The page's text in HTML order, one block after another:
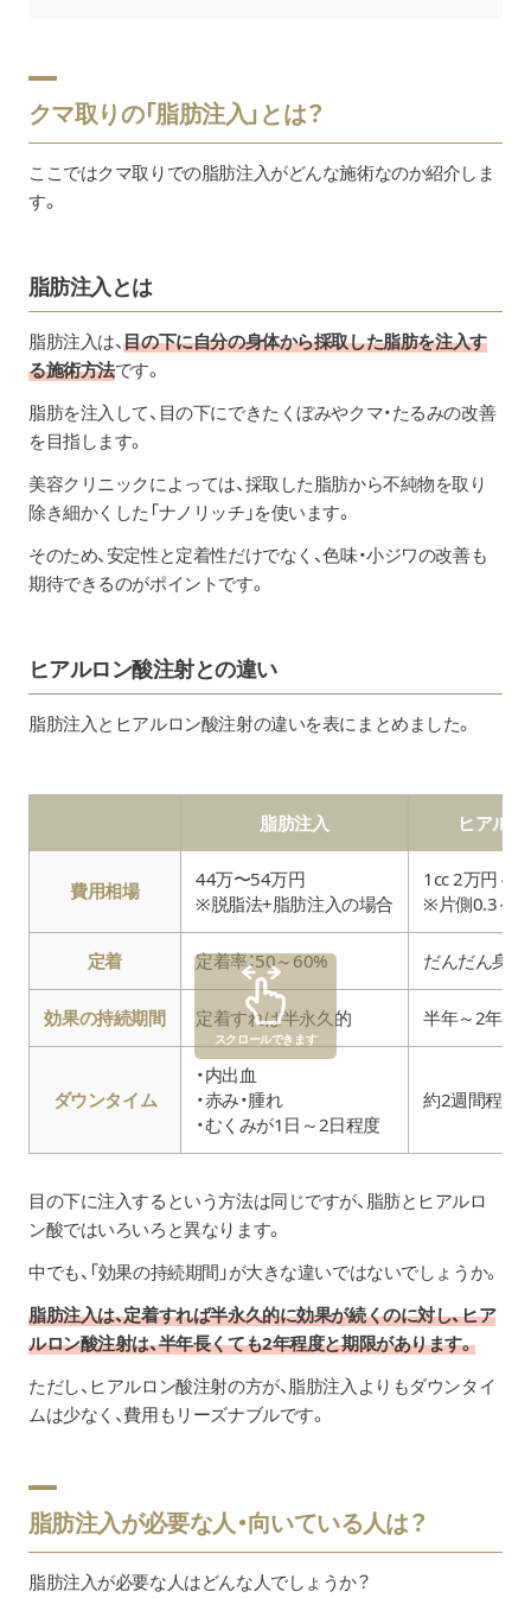
クマ取りの「脂肪注入」とは？
ここではクマ取りでの脂肪注入がどんな施術なのか紹介しま
す。
脂肪注入とは
脂肪注入は、目の下に自分の身体から採取した脂肪を注入す
る施術方法です。
脂肪を注入して、目の下にできたくぼみやクマ・たるみの改善
を目指します。
美容クリニックによっては、採取した脂肪から不純物を取り
除き細かくした「ナノリッチ」を使います。
そのため、安定性と定着性だけでなく、色味・小ジワの改善も
期待できるのがポイントです。
ヒアルロン酸注射との違い
脂肪注入とヒアルロン酸注射の違いを表にまとめました。
脂肪注入 ヒアル
費用相場
44万〜54万円
※脱脂法+脂肪注入の場合
1cc 2万円～3
※片側0.3～
定着 定着率：50～60% だんだん身
効果の持続期間 定着すれば半永久的 半年～2年程
ダウンタイム
・内出血
・赤み・腫れ
・むくみが1日～2日程度
約2週間程度
スクロールできます
目の下に注入するという方法は同じですが、脂肪とヒアルロ
ン酸ではいろいろと異なります。
中でも、「効果の持続期間」が大きな違いではないでしょうか。
脂肪注入は、定着すれば半永久的に効果が続くのに対し、ヒア
ルロン酸注射は、半年長くても2年程度と期限があります。
ただし、ヒアルロン酸注射の方が、脂肪注入よりもダウンタイ
ムは少なく、費用もリーズナブルです。
脂肪注入が必要な人・向いている人は？
脂肪注入が必要な人はどんな人でしょうか？